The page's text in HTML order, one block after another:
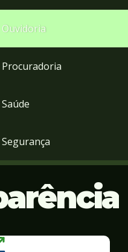
Ouvidoria
Procuradoria
Saúde
Segurança